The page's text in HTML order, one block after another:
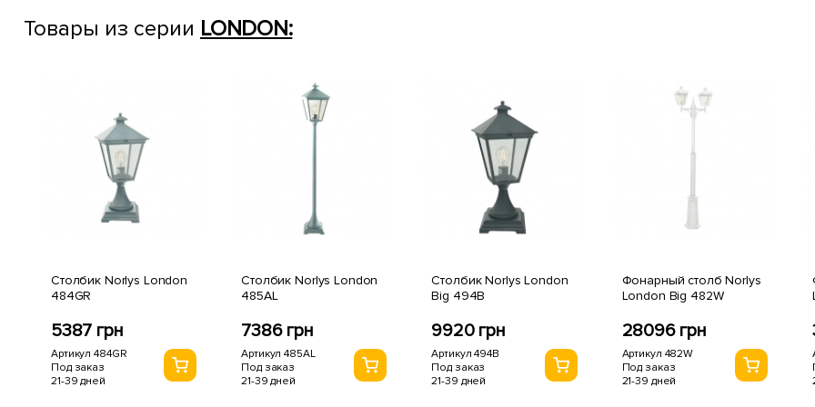
Товары из серии LONDON:
Столбик Norlys London
484GR
5387 грн
Артикул 484GR
Под заказ
21-39 дней
Столбик Norlys London
485AL
7386 грн
Артикул 485AL
Под заказ
21-39 дней
Столбик Norlys London
Big 494B
9920 грн
Артикул 494B
Под заказ
21-39 дней
Фонарный столб Norlys
London Big 482W
28096 грн
Артикул 482W
Под заказ
21-39 дней